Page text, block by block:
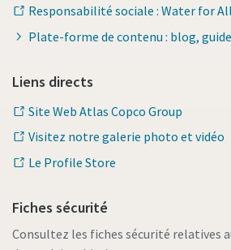
Responsabilité sociale : Water for All
Plate-forme de contenu : blog,
Liens directs
Site Web Atlas Copco Group
Visitez notre galerie photo et vidéo
Le Profile Store
Fiches sécurité
Consultez les fiches sécurité relatives